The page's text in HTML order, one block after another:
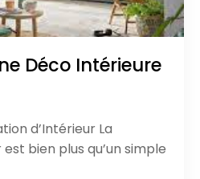
Déco Intérieure
d’Intérieur La
bien plus qu’un simple